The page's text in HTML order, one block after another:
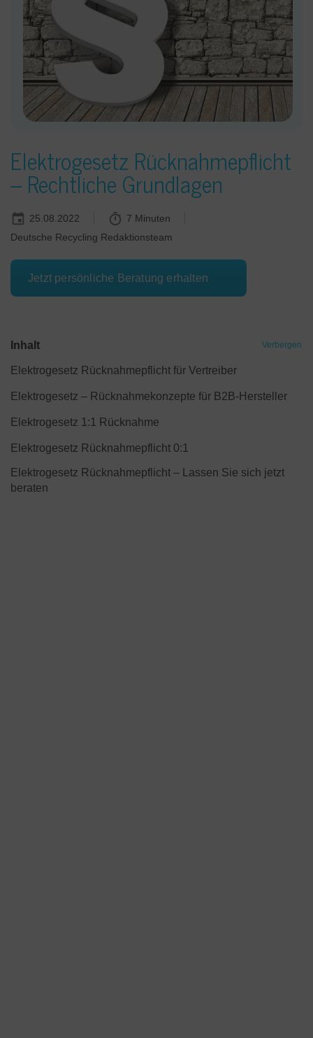
Elektrogesetz Rücknahmepflicht
– Rechtliche Grundlagen
25.08.2022
7 Minuten
Deutsche Recycling Redaktionsteam
Jetzt persönliche Beratung erhalten
Inhalt Verbergen
Elektrogesetz Rücknahmepflicht für Vertreiber
Elektrogesetz – Rücknahmekonzepte für B2B-Hersteller
Elektrogesetz 1:1 Rücknahme
Elektrogesetz Rücknahmepflicht 0:1
Elektrogesetz Rücknahmepflicht – Lassen Sie sich jetzt
beraten